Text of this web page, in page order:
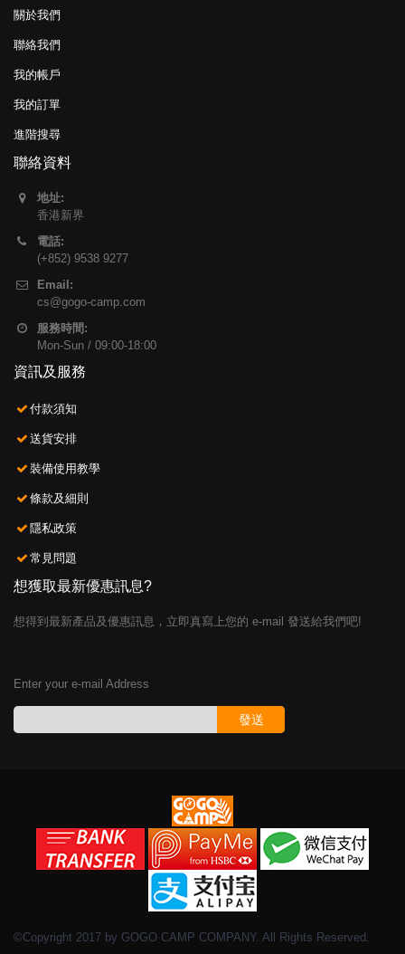
關於我們
聯絡我們
我的帳戶
我的訂單
進階搜尋
聯絡資料
地址:
香港新界
電話:
(+852) 9538 9277
Email:
cs@gogo-camp.com
服務時間:
Mon-Sun / 09:00-18:00
資訊及服務
付款須知
送貨安排
裝備使用教學
條款及細則
隱私政策
常見問題
想獲取最新優惠訊息?
想得到最新產品及優惠訊息，立即真寫上您的 e-mail 發送給我們吧!
Enter your e-mail Address
發送
©Copyright 2017 by GOGO CAMP COMPANY. All Rights Reserved.